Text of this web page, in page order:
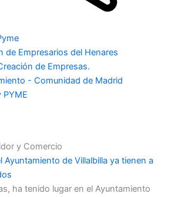
de Empresarios del Henares
de Empresas.
- Comunidad de Madrid
y Comercio
Ayuntamiento de Villalbilla ya tienen a
ha tenido lugar en el Ayuntamiento